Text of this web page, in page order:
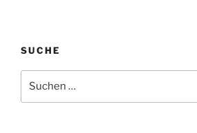
SUCHE
nach: